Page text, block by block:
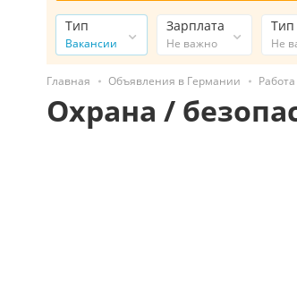
Тип
Вакансии
Зарплата
Не важно
Тип
Не
Главная Объявления в Германии Работа
Охрана /